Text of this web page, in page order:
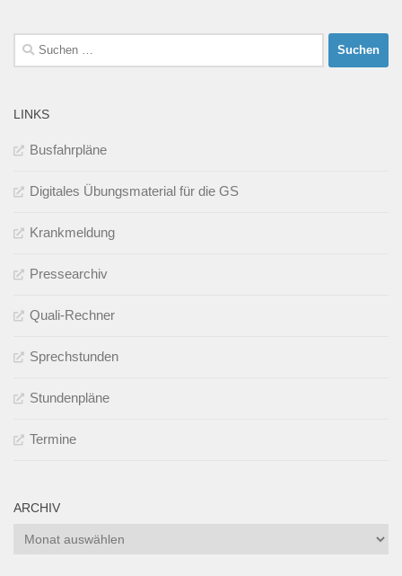
Suchen
nach:
LINKS
Busfahrpläne
Digitales Übungsmaterial für die GS
Krankmeldung
Pressearchiv
Quali-Rechner
Sprechstunden
Stundenpläne
Termine
ARCHIV
Archiv